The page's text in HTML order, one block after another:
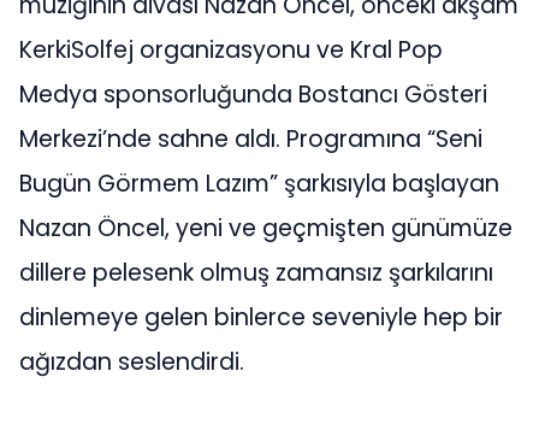
KerkiSolfej organizasyonu ve Kral Pop
Medya sponsorluğunda Bostancı Gösteri
Merkezi’nde sahne aldı. Programına “Seni
Bugün Görmem Lazım” şarkısıyla başlayan
Nazan Öncel, yeni ve geçmişten günümüze
dillere pelesenk olmuş zamansız şarkılarını
dinlemeye gelen binlerce seveniyle hep bir
ağızdan seslendirdi.